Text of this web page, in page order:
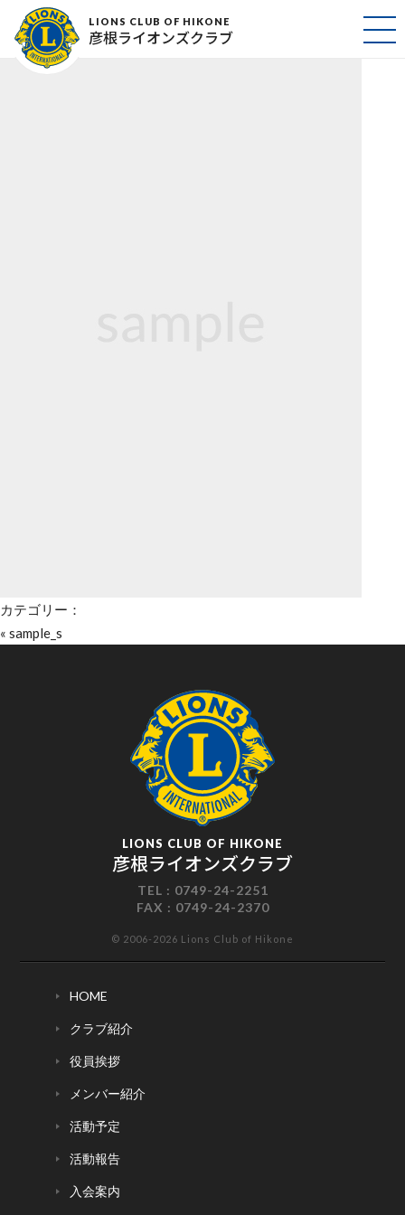
LIONS CLUB OF HIKONE
彦根ライオンズクラブ
sample_s
2017年2月24日
カテゴリー：
« sample_s
LIONS CLUB OF HIKONE
彦根ライオンズクラブ
TEL : 0749-24-2251
FAX : 0749-24-2370
© 2006-2026 Lions Club of Hikone
HOME
クラブ紹介
役員挨拶
メンバー紹介
活動予定
活動報告
入会案内